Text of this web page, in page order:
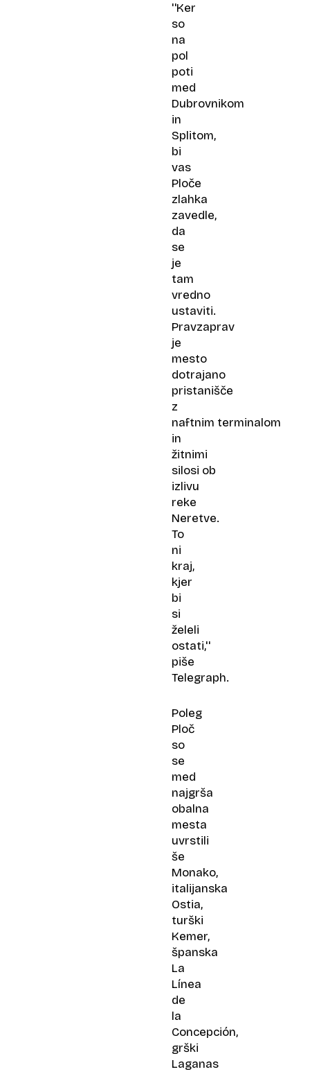
''Ker
so
na
pol
poti
med
Dubrovnikom
in
Splitom,
bi
vas
Ploče
zlahka
zavedle,
da
se
je
tam
vredno
ustaviti.
Pravzaprav
je
mesto
dotrajano
pristanišče
z
naftnim terminalom
in
žitnimi
silosi ob
izlivu
reke
Neretve.
To
ni
kraj,
kjer
bi
si
želeli
ostati,''
piše
Telegraph.
Poleg
Ploč
so
se
med
najgrša
obalna
mesta
uvrstili
še
Monako,
italijanska
Ostia,
turški
Kemer,
španska
La
Línea
de
la
Concepción,
grški
Laganas